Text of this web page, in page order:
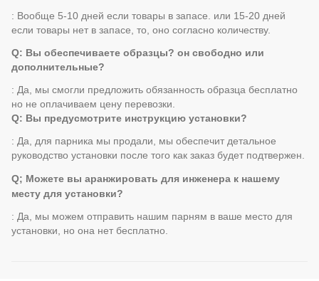
: Вообще 5-10 дней если товары в запасе. или 15-20 дней
если товары нет в запасе, то, оно согласно количеству.
Q: Вы обеспечиваете образцы? он свободно или
дополнительные?
: Да, мы смогли предложить обязанность образца бесплатно
но не оплачиваем цену перевозки.
Q: Вы предусмотрите инструкцию установки?
: Да, для парника мы продали, мы обеспечит детальное
руководство установки после того как заказ будет подтвержен.
Q; Можете вы аранжировать для инженера к нашему
месту для установки?
: Да, мы можем отправить нашим парням в ваше место для
установки, но она нет бесплатно.